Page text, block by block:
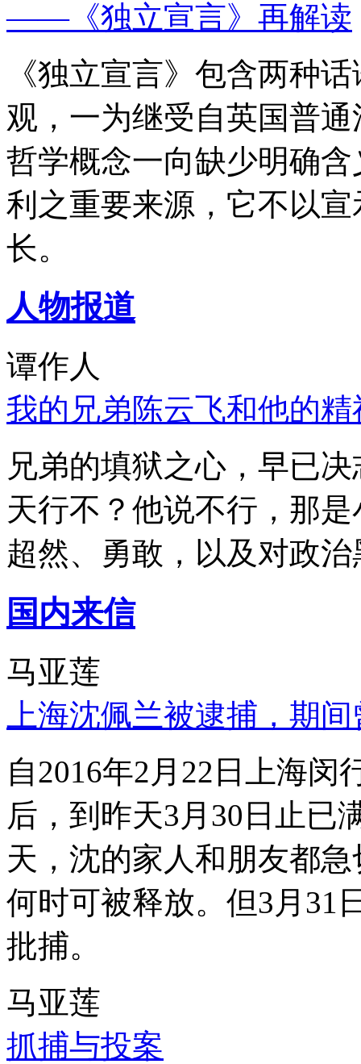
——《独立宣言》再解读
《独立宣言》包含两种
观，一为继受自英国普
哲学概念一向缺少明确
利之重要来源，它不以
长。
人物报道
谭作人
我的兄弟陈云飞和他的
兄弟的填狱之心，早已
天行不？他说不行，那
超然、勇敢，以及对政
国内来信
马亚莲
上海沈佩兰被逮捕，期
自2016年2月22日上海
后，到昨天3月30日止已
天，沈的家人和朋友都
何时可被释放。但3月31
批捕。
马亚莲
抓捕与投案